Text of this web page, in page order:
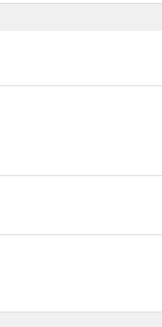
deliciosa comida en
7:00 a 10:00 con un